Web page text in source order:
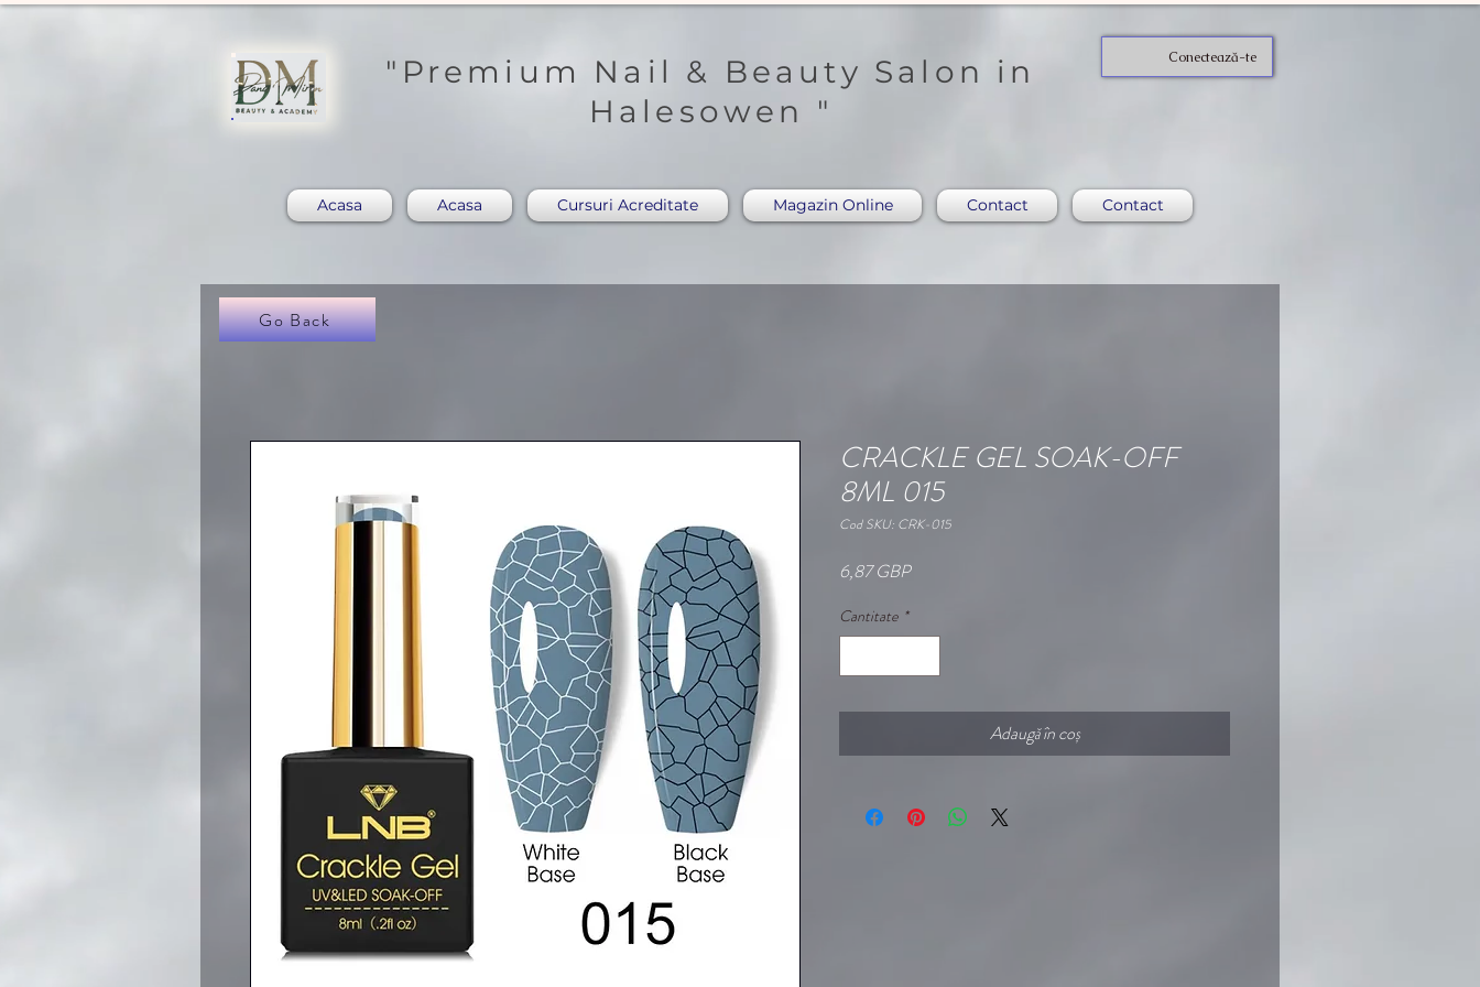
"Premium Nail & Beauty Salon in
Halesowen "
Conectează-te
Acasa Acasa Cursuri Acreditate Magazin Online Contact Contact
CRACKLE GEL SOAK-OFF
8ML 015
Cod SKU: CRK-015
6,87 GBPPreț
Cantitate *
Adaugă în coș
Go Back